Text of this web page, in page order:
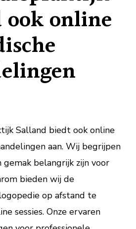
ook online
Salland biedt ook online
aan. Wij begrijpen
belangrijk zijn voor
bieden wij de
op afstand te
sessies. Onze ervaren